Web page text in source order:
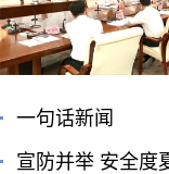
一句话新闻
宣防并举 安全度